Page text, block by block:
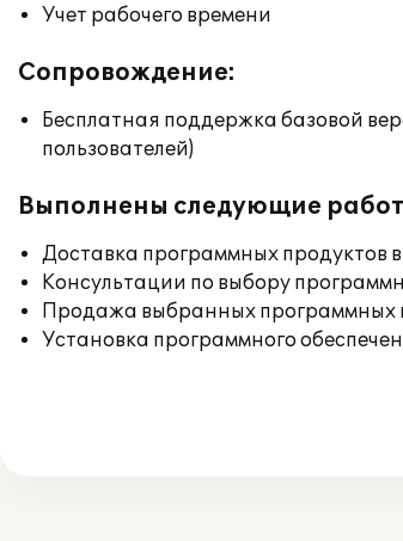
Учет рабочего времени
Сопровождение:
Бесплатная поддержка базовой
пользователей)
Выполнены следующие
Доставка программных продуктов
Консультации по выбору
Продажа выбранных программных
Установка программного